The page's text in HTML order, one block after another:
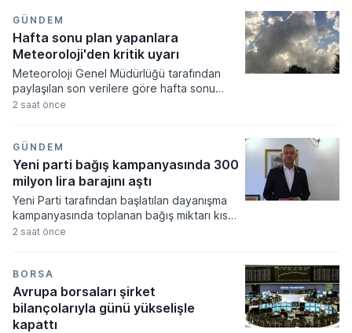
düzenlemeler kapsamında iki dijital varlık
platformu ve bir gölge bankacılık sistemi
yaptırım listesine dahil edildi.
GÜNDEM
Hafta sonu plan yapanlara
Meteoroloji'den kritik uyarı
Meteoroloji Genel Müdürlüğü tarafından
paylaşılan son verilere göre hafta sonu
boyunca yurdun büyük bölümünde az
seyretmesi beklenirken, Marmara'nın
kuzeyi ile Karadeniz kıyılarında yerel yağış
geçişlerinin görülebileceği tahmin ediliyor.
2 saat önce
GÜNDEM
Yeni parti bağış kampanyasında 300
milyon lira barajını aştı
Yeni Parti tarafından başlatılan dayanışma
kampanyasında toplanan bağış miktarı kısa
sürede 300 milyon lira barajını aşarak
siyasi oluşum, dokuz günlük süreçte
ulaşılan rakamları ve bağışçı sayısını
kamuoyuyla paylaştı.
2 saat önce
BORSA
Avrupa borsaları şirket
bilançolarıyla günü yükselişle
kapattı